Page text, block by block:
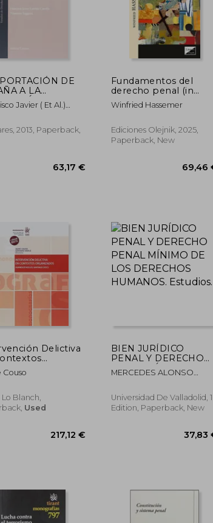
DE
A LA
DE UNA
PENAL
Javier ( Et Al.)
2013, Paperback,
63,17 €
Fundamentos del
derecho penal (in
Spanish)
Winfried Hassemer
Ediciones Olejnik, 2025,
Paperback, New
Delictiva
Couso
Blanch,
Used
BIEN JURÍDICO
PENAL Y DERECHO
PENAL MÍNIMO DE
LOS DERECHOS
MERCEDES ALONSO
Universidad De Valladolid, 1
Edition, Paperback, New